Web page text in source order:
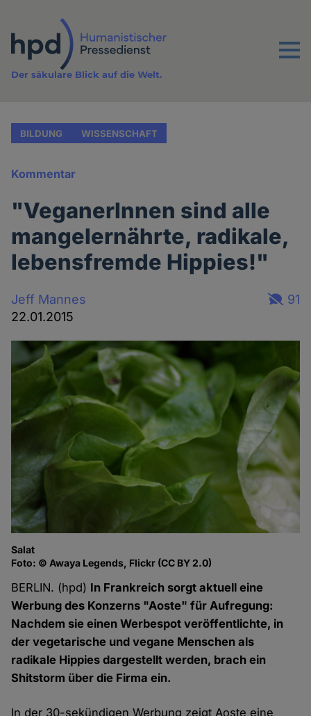
Inhalt
Menu
Der säkulare Blick auf die Welt.
BILDUNG WISSENSCHAFT
Kommentar
"VeganerInnen sind alle
mangelernährte, radikale,
lebensfremde Hippies!"
Jeff Mannes
22.01.2015
91
Salat
Foto: © Awaya Legends, Flickr (CC BY 2.0)
BERLIN. (hpd) In Frankreich sorgt aktuell eine
Werbung des Konzerns "Aoste" für Aufregung:
Nachdem sie einen Werbespot veröffentlichte, in
der vegetarische und vegane Menschen als
radikale Hippies dargestellt werden, brach ein
Shitstorm über die Firma ein.
In der 30-sekündigenWerbung zeigt Aoste eine